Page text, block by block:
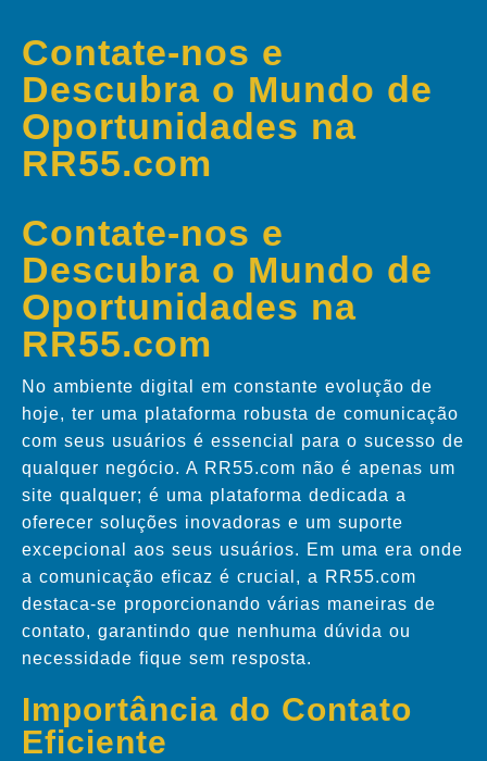
Contate-nos e
Descubra o Mundo de
Oportunidades na
RR55.com
Contate-nos e
Descubra o Mundo de
Oportunidades na
RR55.com
No ambiente digital em constante evolução de
hoje, ter uma plataforma robusta de comunicação
com seus usuários é essencial para o sucesso de
qualquer negócio. A RR55.com não é apenas um
site qualquer; é uma plataforma dedicada a
oferecer soluções inovadoras e um suporte
excepcional aos seus usuários. Em uma era onde
a comunicação eficaz é crucial, a RR55.com
destaca-se proporcionando várias maneiras de
contato, garantindo que nenhuma dúvida ou
necessidade fique sem resposta.
Importância do Contato
Eficiente